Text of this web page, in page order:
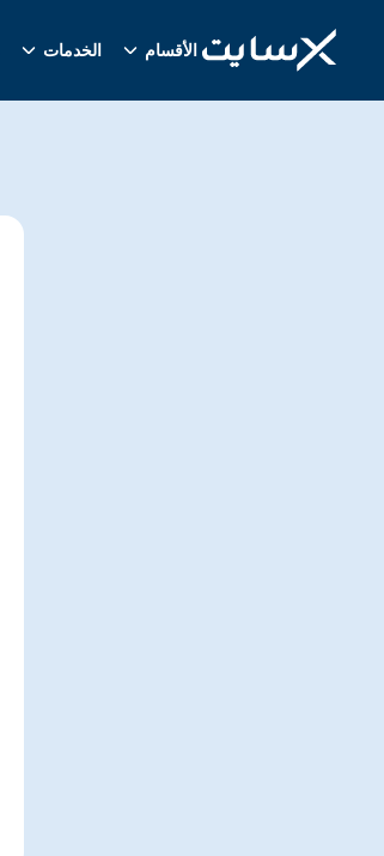
الأقسام الخدمات